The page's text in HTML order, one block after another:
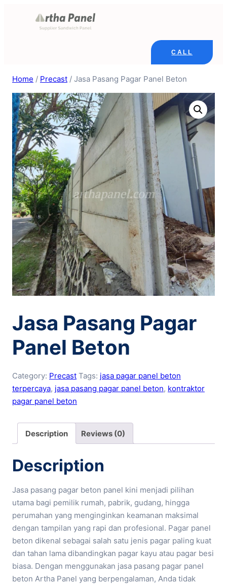
CALL
Home / Precast / Jasa Pasang Pagar Panel Beton
Jasa Pasang Pagar
Panel Beton
Category: Precast Tags: jasa pagar panel beton
terpercaya, jasa pasang pagar panel beton, kontraktor
pagar panel beton
Description Reviews (0)
Description
Jasa pasang pagar beton panel kini menjadi pilihan
utama bagi pemilik rumah, pabrik, gudang, hingga
perumahan yang menginginkan keamanan maksimal
dengan tampilan yang rapi dan profesional. Pagar panel
beton dikenal sebagai salah satu jenis pagar paling kuat
dan tahan lama dibandingkan pagar kayu atau pagar besi
biasa. Dengan menggunakan jasa pasang pagar panel
beton Artha Panel yang berpengalaman, Anda tidak